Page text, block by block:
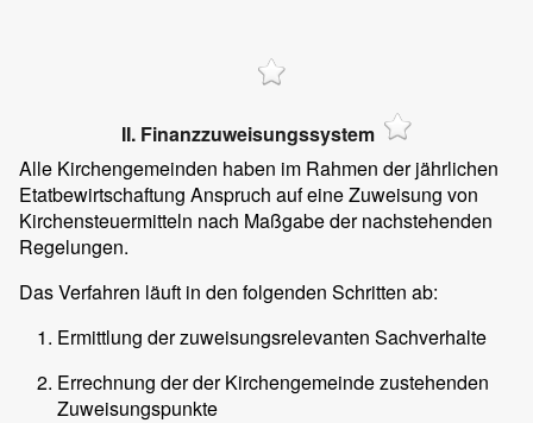
II. Finanzzuweisungssystem
Alle Kirchengemeinden haben im Rahmen der jährlichen
Etatbewirtschaftung Anspruch auf eine Zuweisung von
Kirchensteuermitteln nach Maßgabe der nachstehenden
Regelungen.
Das Verfahren läuft in den folgenden Schritten ab:
Ermittlung der zuweisungsrelevanten Sachverhalte
Errechnung der der Kirchengemeinde zustehenden
Zuweisungspunkte